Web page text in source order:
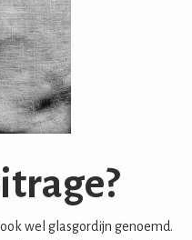
wel glasgordijn genoemd.